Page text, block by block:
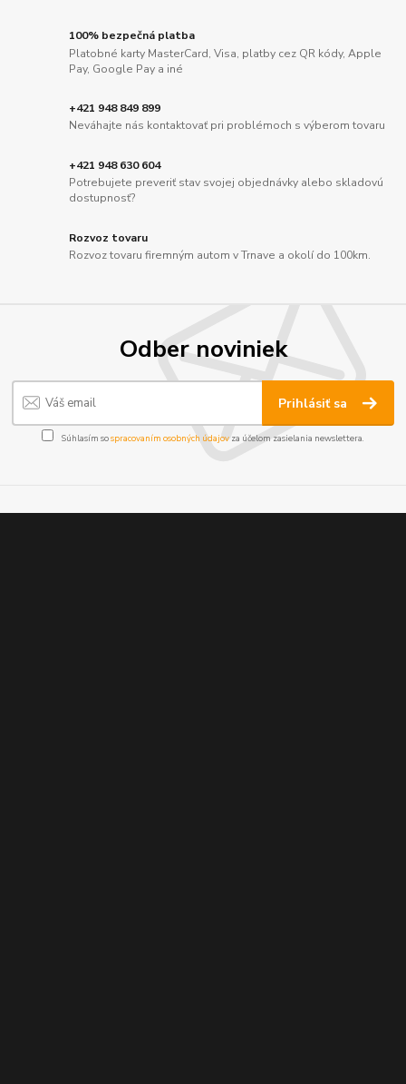
100% bezpečná platba
Platobné karty MasterCard, Visa, platby cez QR kódy, Apple
Pay, Google Pay a iné
+421 948 849 899
Neváhajte nás kontaktovať pri problémoch s výberom tovaru
+421 948 630 604
Potrebujete preveriť stav svojej objednávky alebo skladovú
dostupnosť?
Rozvoz tovaru
Rozvoz tovaru firemným autom v Trnave a okolí do 100km.
Odber noviniek
Prihlásiť sa
Súhlasím sospracovaním osobných údajov za účelom zasielania newslettera.